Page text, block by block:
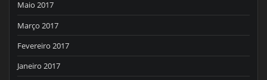
Maio 2017
Março 2017
Fevereiro 2017
Janeiro 2017